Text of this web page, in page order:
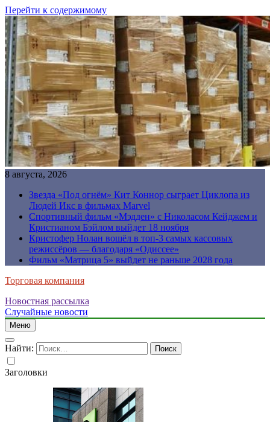
Перейти к содержимому
8 августа, 2026
Звезда «Под огнём» Кит Коннор сыграет Циклопа из
Людей Икс в фильмах Marvel
Спортивный фильм «Мэдден» с Николасом Кейджем и
Кристианом Бэйлом выйдет 18 ноября
Кристофер Нолан вошёл в топ-3 самых кассовых
режиссёров — благодаря «Одиссее»
Фильм «Матрица 5» выйдет не раньше 2028 года
Торговая компания
Новостная рассылка
Случайные новости
Меню
Найти:
Заголовки